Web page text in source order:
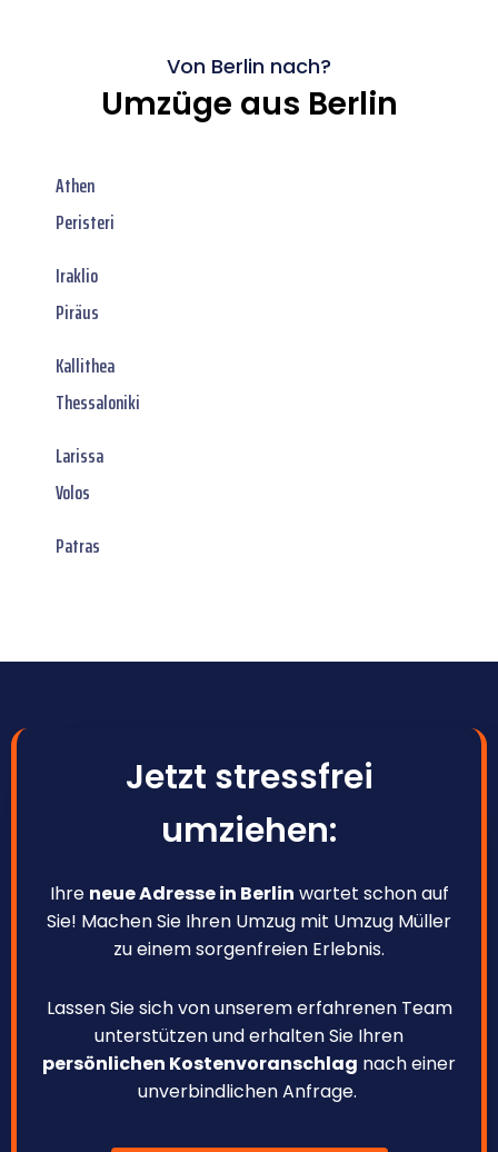
Von Berlin nach?
Umzüge aus Berlin
Athen
Peristeri
Iraklio
Piräus
Kallithea
Thessaloniki
Larissa
Volos
Patras
Jetzt stressfrei
umziehen:
Ihre neue Adresse in Berlin wartet schon auf
Sie! Machen Sie Ihren Umzug mit Umzug Müller
zu einem sorgenfreien Erlebnis.
Lassen Sie sich von unserem erfahrenen Team
unterstützen und erhalten Sie Ihren
persönlichen Kostenvoranschlag nach einer
unverbindlichen Anfrage.